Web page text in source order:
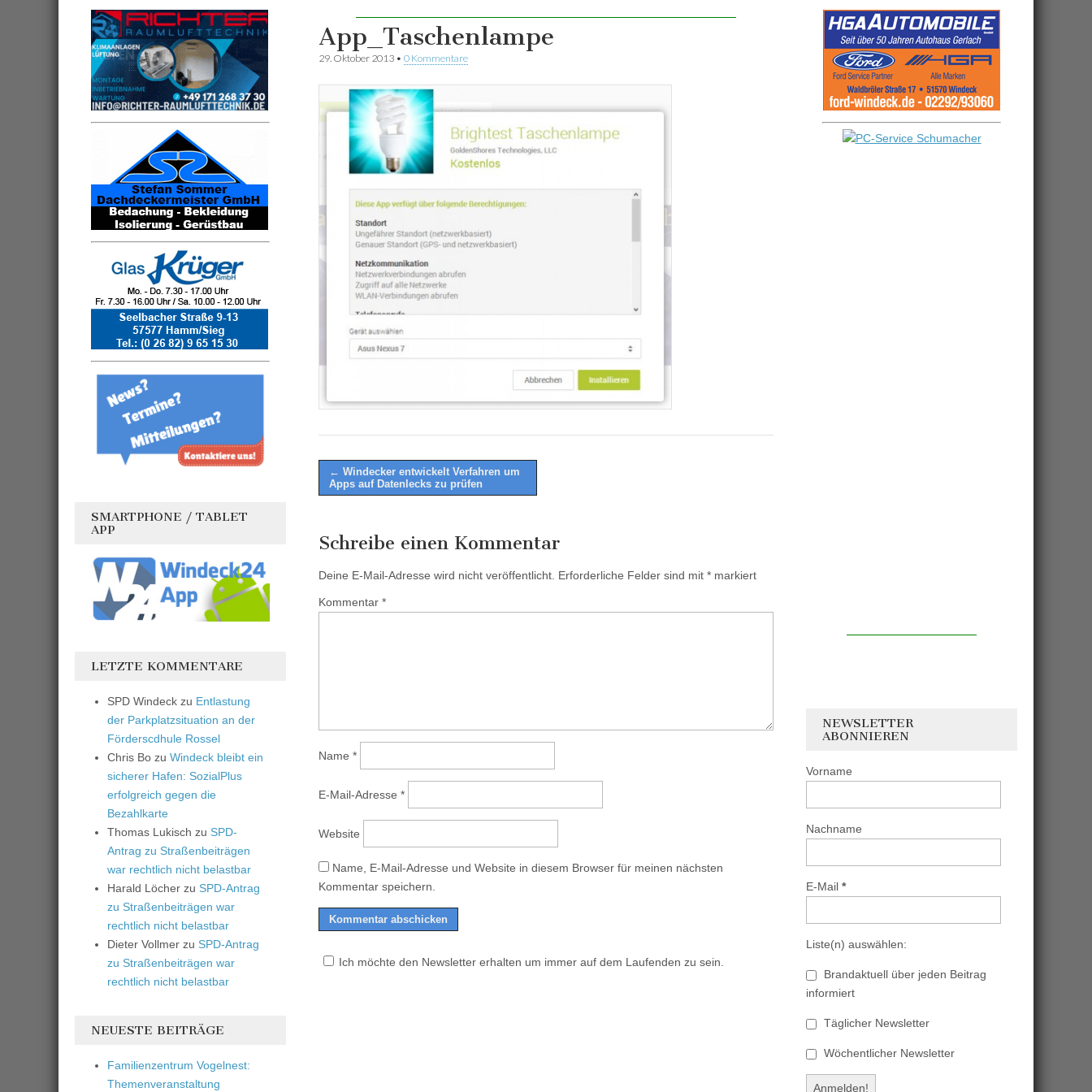
App_Taschenlampe
29. Oktober 2013 • 0 Kommentare
Post
navigation
← Windecker entwickelt Verfahren um
Apps auf Datenlecks zu prüfen
Schreibe einen Kommentar
Deine E-Mail-Adresse wird nicht veröffentlicht. Erforderliche Felder sind mit * markiert
Kommentar *
Name *
E-Mail-Adresse *
Website
Name, E-Mail-Adresse und Website in diesem Browser für meinen nächsten
Kommentar speichern.
Ich möchte den Newsletter erhalten um immer auf dem Laufenden zu sein.
SMARTPHONE / TABLET
APP
LETZTE KOMMENTARE
SPD Windeck zu Entlastung
der Parkplatzsituation an der
Förderscdhule Rossel
Chris Bo zu Windeck bleibt ein
sicherer Hafen: SozialPlus
erfolgreich gegen die
Bezahlkarte
Thomas Lukisch zu SPD-
Antrag zu Straßenbeiträgen
war rechtlich nicht belastbar
Harald Löcher zu SPD-Antrag
zu Straßenbeiträgen war
rechtlich nicht belastbar
Dieter Vollmer zu SPD-Antrag
zu Straßenbeiträgen war
rechtlich nicht belastbar
NEUESTE BEITRÄGE
Familienzentrum Vogelnest:
Themenveranstaltung
NEWSLETTER
ABONNIEREN
Vorname
Nachname
E-Mail *
Liste(n) auswählen:
Brandaktuell über jeden Beitrag
informiert
Täglicher Newsletter
Wöchentlicher Newsletter